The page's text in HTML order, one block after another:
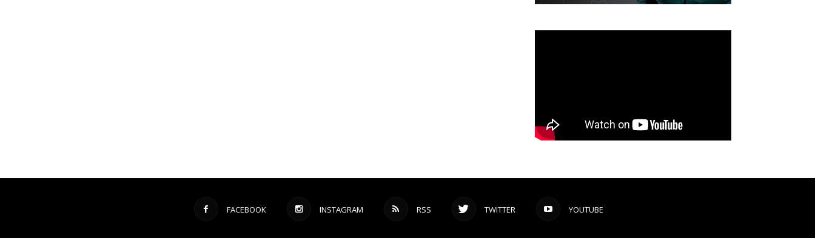
FACEBOOK INSTAGRAM RSS TWITTER YOUTUBE